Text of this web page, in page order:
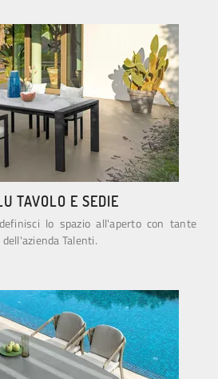
TAVOLO E SEDIE
lo spazio all'aperto con tante
Talenti.